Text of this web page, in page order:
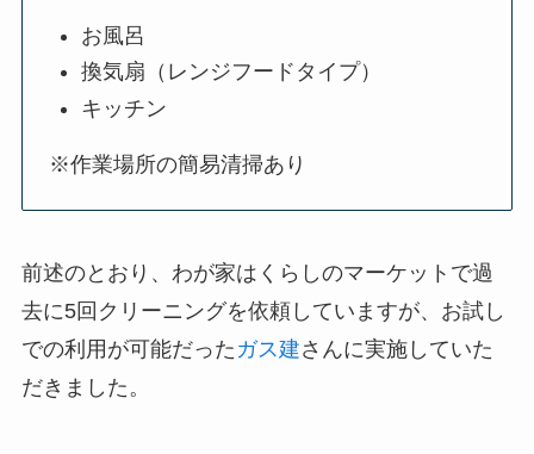
お風呂
換気扇（レンジフードタイプ）
キッチン
※作業場所の簡易清掃あり
前述のとおり、わが家はくらしのマーケットで過
去に5回クリーニングを依頼していますが、お試し
での利用が可能だった ガス建さんに実施していた
だきました。